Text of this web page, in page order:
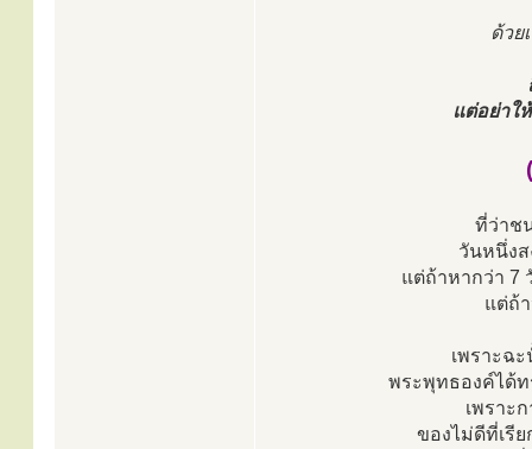
ด้วย
แต่อย่าใ
ที่ว่าช
วันหนึ่ง
แต่ถ้าหากว่า 7
แต่ถ้
เพราะฉ
พระพุทธองค์ได้ท
เพราะ
ของไม่ดีที่เรี